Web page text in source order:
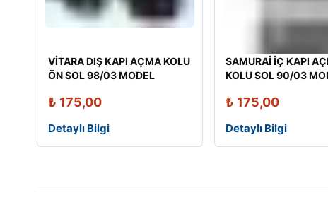
VİTARA DIŞ KAPI AÇMA KOLU
ÖN SOL 98/03 MODEL
₺ 175,00
Detaylı Bilgi
SAMURAİ İÇ KAPI
KOLU SOL 90/03
₺ 175,00
Detaylı Bilgi